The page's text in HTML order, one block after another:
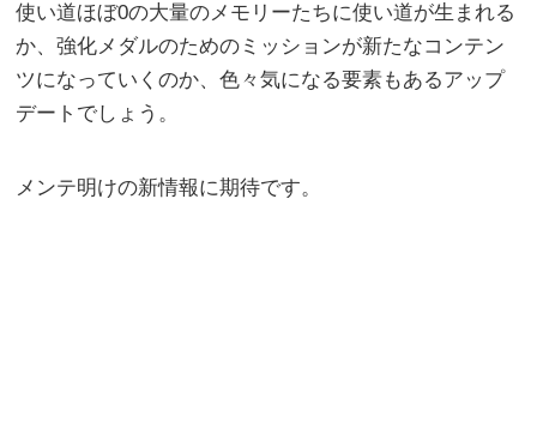
使い道ほぼ0の大量のメモリーたちに使い道が生まれる
か、強化メダルのためのミッションが新たなコンテン
ツになっていくのか、色々気になる要素もあるアップ
デートでしょう。
メンテ明けの新情報に期待です。